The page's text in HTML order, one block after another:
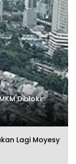
Diblokir
Lagi Moyesy